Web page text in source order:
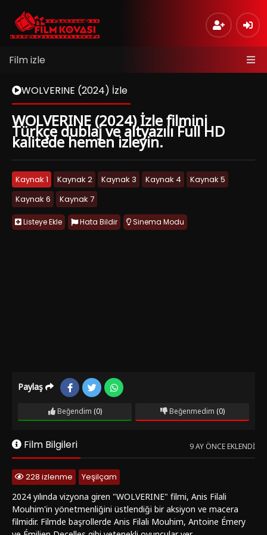
Film izle
WOLVERINE (2024) İzle
WOLVERINE (2024) İzle filmini
Türkçe dublaj ve altyazılı Full HD
kalitede hemen izleyin.
Kaynak 1 Kaynak 2 Kaynak 3 Kaynak 4
Kaynak 5
Kaynak 6
Kaynak 7
Listeye Ekle Hata Bildir Sinema Modu
Paylaş
Beğendim (0) Beğenmedim (0)
Film Bilgileri 9 AY ÖNCE EKLENDI
228 izlenme
Yeşilçam
2024 yılında vizyona giren "WOLVERINE" filmi, Anis Filali
Mouhim'in yönetmenliğini üstlendiği bir aksiyon ve macera
filmidir. Filmde başrollerde Anis Filali Mouhim, Antoine Émery